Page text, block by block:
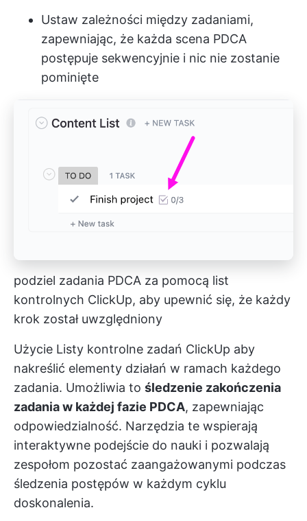
Ustaw zależności między zadaniami,
zapewniając, że każda scena PDCA
postępuje sekwencyjnie i nic nie zostanie
pominięte
podziel zadania PDCA za pomocą list
kontrolnych ClickUp, aby upewnić się, że każdy
krok został uwzględniony
Użycie Listy kontrolne zadań ClickUp aby
nakreślić elementy działań w ramach każdego
zadania. Umożliwia to śledzenie zakończenia
zadania w każdej fazie PDCA, zapewniając
odpowiedzialność. Narzędzia te wspierają
interaktywne podejście do nauki i pozwalają
zespołom pozostać zaangażowanymi podczas
śledzenia postępów w każdym cyklu
doskonalenia.